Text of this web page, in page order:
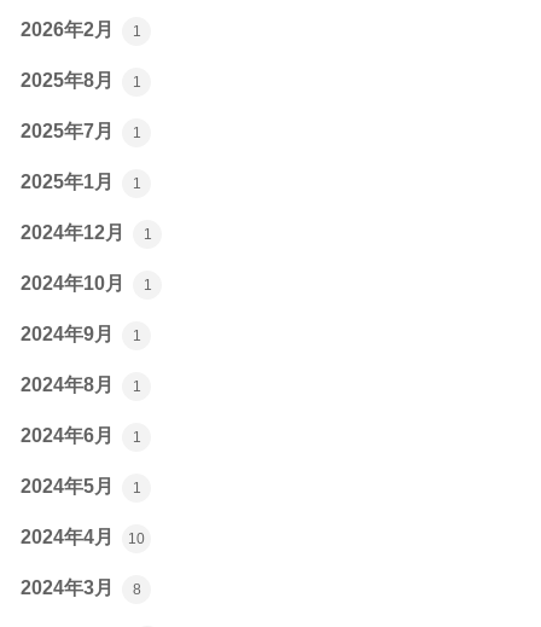
2026年2月 1
2025年8月 1
2025年7月 1
2025年1月 1
2024年12月 1
2024年10月 1
2024年9月 1
2024年8月 1
2024年6月 1
2024年5月 1
2024年4月 10
2024年3月 8